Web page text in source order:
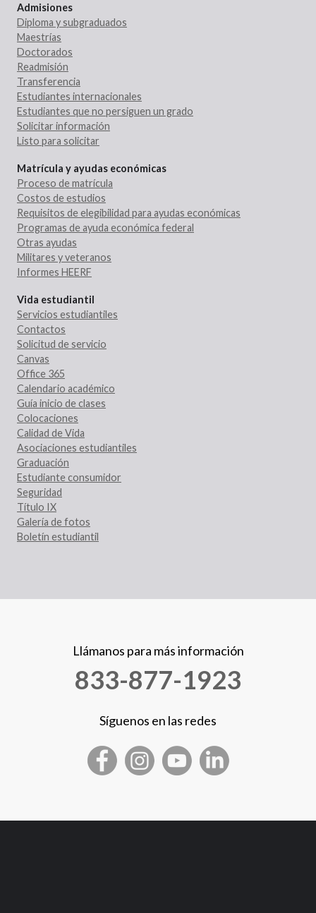
Admisiones
Diploma y subgraduados
Maestrías
Doctorados
Readmisión
Transferencia
Estudiantes internacionales
Estudiantes que no persiguen un grado
Solicitar información
Listo para solicitar
Matrícula y ayudas económicas
Proceso de matrícula
Costos de estudios
Requisitos de elegibilidad para ayudas económicas
Programas de ayuda económica federal
Otras ayudas
Militares y veteranos
Informes HEERF
Vida estudiantil
Servicios estudiantiles
Contactos
Solicitud de servicio
Canvas
Office 365
Calendario académico
Guía inicio de clases
Colocaciones
Calidad de Vida
Asociaciones estudiantiles
Graduación
Estudiante consumidor
Seguridad
Título IX
Galería de fotos
Boletín estudiantil
Llámanos para más información
833-877-1923
Síguenos en las redes